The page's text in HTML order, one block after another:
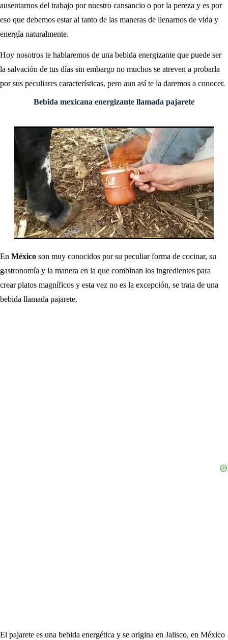
ausentarnos del trabajo por nuestro cansancio o por la pereza y es por
eso que debemos estar al tanto de las maneras de llenarnos de vida y
energía naturalmente.
Hoy nosotros te hablaremos de una bebida energizante que puede ser
la salvación de tus días sin embargo no muchos se atreven a probarla
por sus peculiares características, pero aun así te la daremos a conocer.
Bebida mexicana energizante llamada pajarete
En México son muy conocidos por su peculiar forma de cocinar, su
gastronomía y la manera en la que combinan los ingredientes para
crear platos magníficos y esta vez no es la excepción, se trata de una
bebida llamada pajarete.
El pajarete es una bebida energética y se origina en Jalisco, en México